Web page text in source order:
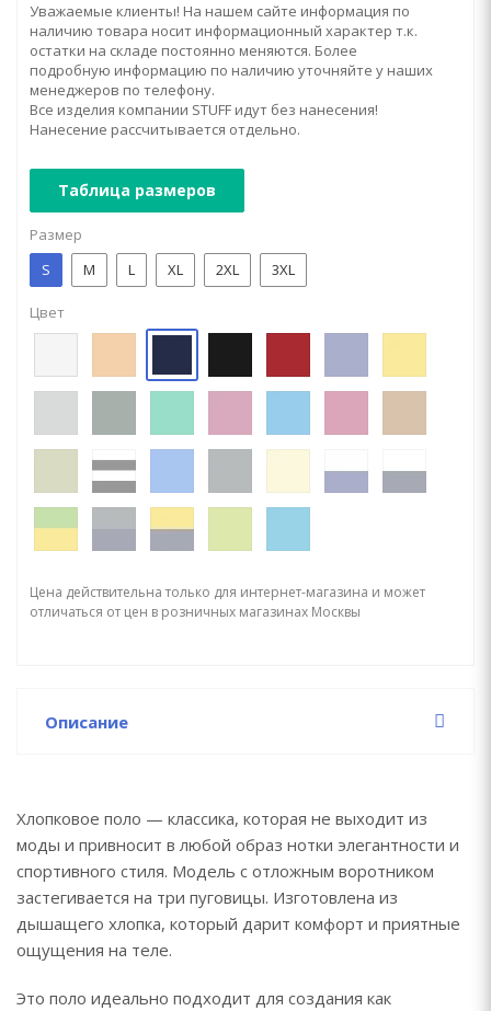
Уважаемые клиенты! На нашем сайте информация по
наличию товара носит информационный характер т.к.
остатки на складе постоянно меняются. Более
подробную информацию по наличию уточняйте у наших
менеджеров по телефону.
Все изделия компании STUFF идут без нанесения!
Нанесение рассчитывается отдельно.
Таблица размеров
Размер
S
M L XL 2XL 3XL
Цвет
Цена действительна только для интернет-магазина и может
отличаться от цен в розничных магазинах Москвы
Описание
Хлопковое поло — классика, которая не выходит из
моды и привносит в любой образ нотки элегантности и
спортивного стиля. Модель с отложным воротником
застегивается на три пуговицы. Изготовлена из
дышащего хлопка, который дарит комфорт и приятные
ощущения на теле.
Это поло идеально подходит для создания как